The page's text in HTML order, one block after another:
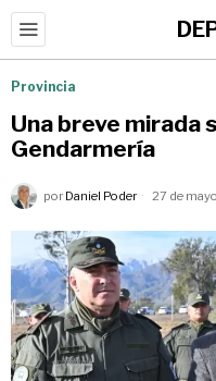
Provincia
Una breve mirada
Gendarmería
por Daniel Poder 27 de